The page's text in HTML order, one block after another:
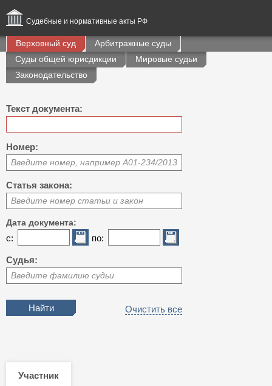
Судебные и нормативные акты РФ
Верховный суд
Арбитражные суды
Суды общей юрисдикции
Мировые судьи
Законодательство
Текст документа:
Номер:
Введите номер, например А01-234/2013
Статья закона:
Введите номер статьи и закон
Дата документа:
с: по:
Судья:
Введите фамилию судьи
Очистить все
Участник